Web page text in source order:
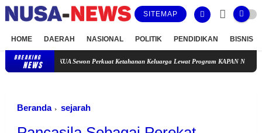
SITEMAP
HOME DAERAH NASIONAL POLITIK PENDIDIKAN BISNIS
BREAKING
NEWS
KUA Sewon Perkuat Ketahanan Keluarga Lewat Program KAPAN NIKAH Satreskrim
Beranda sejarah